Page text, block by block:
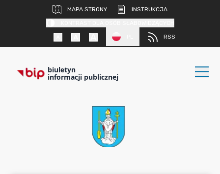
MAPA STRONY
INSTRUKCJA
RSS
biuletyn
informacji publicznej